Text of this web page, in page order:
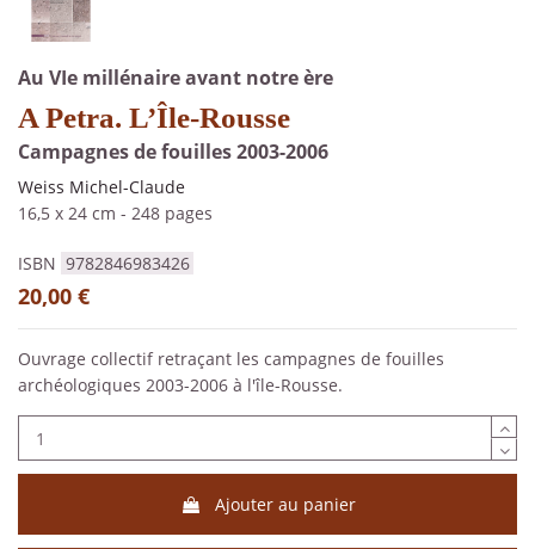
Au VIe millénaire avant notre ère
A Petra. L’Île-Rousse
Campagnes de fouilles 2003-2006
Weiss Michel-Claude
16,5 x 24 cm - 248 pages
ISBN 9782846983426
20,00 €
Ouvrage collectif retraçant les campagnes de fouilles
archéologiques 2003-2006 à l'île-Rousse.
Ajouter au panier